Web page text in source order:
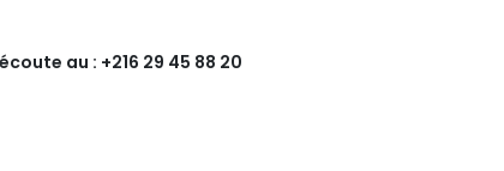
au : +216 29 45 88 20